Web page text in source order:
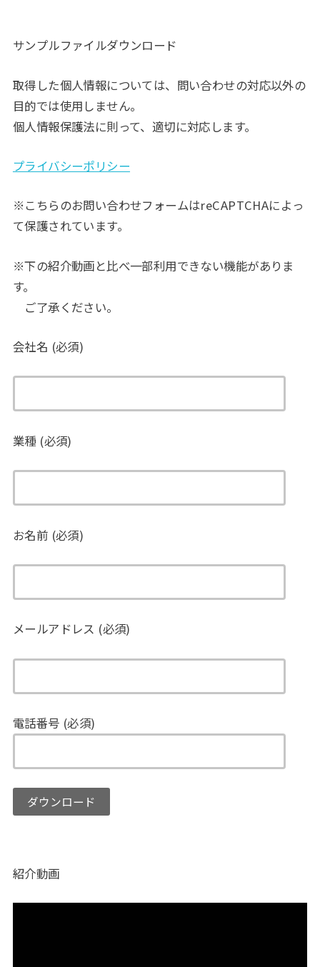
サンプルファイルダウンロード
取得した個人情報については、問い合わせの対応以外の
目的では使用しません。
個人情報保護法に則って、適切に対応します。
プライバシーポリシー
※こちらのお問い合わせフォームはreCAPTCHAによっ
て保護されています。
※下の紹介動画と比べ一部利用できない機能がありま
す。
ご了承ください。
会社名 (必須)
業種 (必須)
お名前 (必須)
メールアドレス (必須)
電話番号 (必須)
紹介動画